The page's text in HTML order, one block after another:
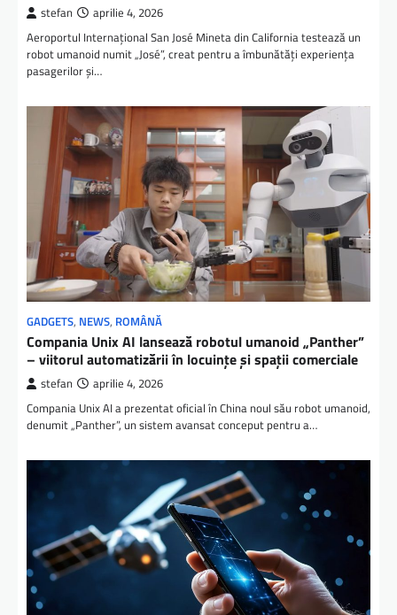
stefan aprilie 4, 2026
Aeroportul Internațional San José Mineta din California testează un
robot umanoid numit „José”, creat pentru a îmbunătăți experiența
pasagerilor și…
GADGETS, NEWS, ROMÂNĂ
Compania Unix AI lansează robotul umanoid „Panther”
– viitorul automatizării în locuințe și spații comerciale
stefan aprilie 4, 2026
Compania Unix AI a prezentat oficial în China noul său robot umanoid,
denumit „Panther”, un sistem avansat conceput pentru a…